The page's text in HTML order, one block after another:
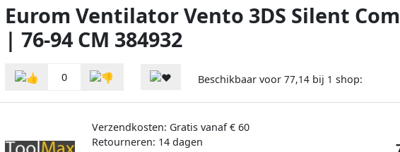
Eurom Ventilator Vento 3DS Silent
| 76-94 CM 384932
0 Beschikbaar voor 77,14 bij 1 shop:
Verzendkosten: Gratis vanaf € 60
Retourneren: 14 dagen